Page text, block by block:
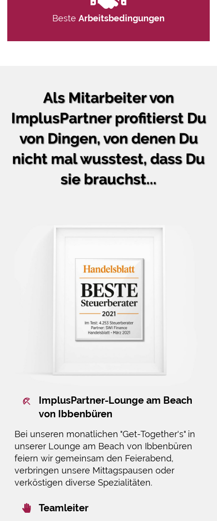
Beste Arbeitsbedingungen
Als Mitarbeiter von
ImplusPartner profitierst Du
von Dingen, von denen Du
nicht mal wusstest, dass Du
sie brauchst...
ImplusPartner-Lounge am Beach
von Ibbenbüren
Bei unseren monatlichen "Get-Together's" in
unserer Lounge am Beach von Ibbenbüren
feiern wir gemeinsam den Feierabend,
verbringen unsere Mittagspausen oder
verköstigen diverse Spezialitäten.
Teamleiter